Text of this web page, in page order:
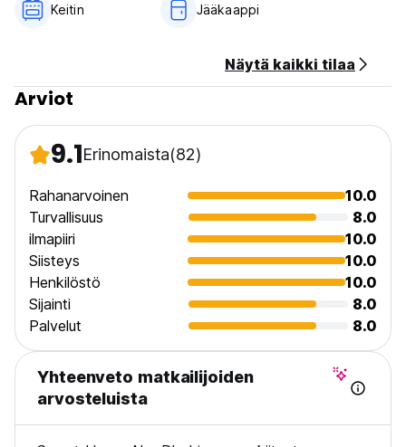
Keitin Jääkaappi
Näytä kaikki tilaa
Arviot
9.1Erinomaista(82)
Rahanarvoinen
10.0
Turvallisuus
8.0
ilmapiiri
10.0
Siisteys
10.0
Henkilöstö
10.0
Sijainti
8.0
Palvelut
8.0
Yhteenveto matkailijoiden
arvosteluista